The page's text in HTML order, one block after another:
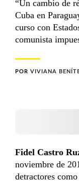
“Un cambio de
Cuba en
curso con
comunista
POR VIVIANA
Fidel Castro
noviembre de
detractores